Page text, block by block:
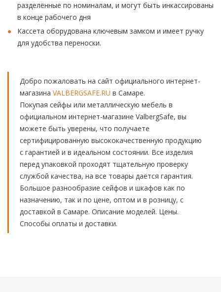
разделённые по номиналам, и могут быть инкассированы
в конце рабочего дня
Кассета оборудована ключевым замком и имеет ручку
для удобства переноски.
Добро пожаловать на сайт официального интернет-
магазина VALBERGSAFE.RU в Самаре.
Покупая сейфы или металлическую мебель в
официальном интернет-магазине ValbergSafe, вы
можете быть уверены, что получаете
сертифицированную высококачественную продукцию
с гарантией и в идеальном состоянии. Все изделия
перед упаковкой проходят тщательную проверку
службой качества, на все товары даётся гарантия.
Большое разнообразие сейфов и шкафов как по
назначению, так и по цене, оптом и в розницу, с
доставкой в Самаре. Описание моделей. Цены.
Способы оплаты и доставки.